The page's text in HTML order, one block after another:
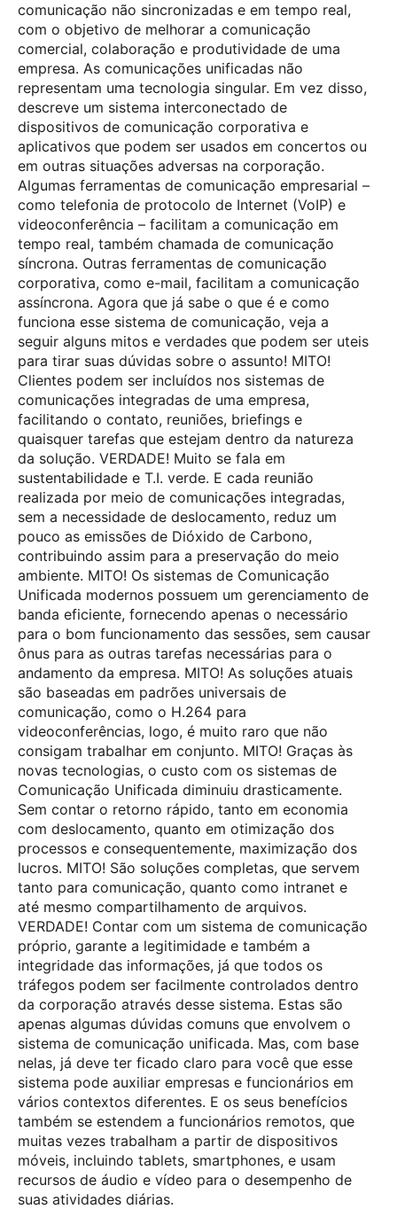
comunicação não sincronizadas e em tempo real,
com o objetivo de melhorar a comunicação
comercial, colaboração e produtividade de uma
empresa. As comunicações unificadas não
representam uma tecnologia singular. Em vez disso,
descreve um sistema interconectado de
dispositivos de comunicação corporativa e
aplicativos que podem ser usados em concertos ou
em outras situações adversas na corporação.
Algumas ferramentas de comunicação empresarial –
como telefonia de protocolo de Internet (VoIP) e
videoconferência – facilitam a comunicação em
tempo real, também chamada de comunicação
síncrona. Outras ferramentas de comunicação
corporativa, como e-mail, facilitam a comunicação
assíncrona. Agora que já sabe o que é e como
funciona esse sistema de comunicação, veja a
seguir alguns mitos e verdades que podem ser uteis
para tirar suas dúvidas sobre o assunto! MITO!
Clientes podem ser incluídos nos sistemas de
comunicações integradas de uma empresa,
facilitando o contato, reuniões, briefings e
quaisquer tarefas que estejam dentro da natureza
da solução. VERDADE! Muito se fala em
sustentabilidade e T.I. verde. E cada reunião
realizada por meio de comunicações integradas,
sem a necessidade de deslocamento, reduz um
pouco as emissões de Dióxido de Carbono,
contribuindo assim para a preservação do meio
ambiente. MITO! Os sistemas de Comunicação
Unificada modernos possuem um gerenciamento de
banda eficiente, fornecendo apenas o necessário
para o bom funcionamento das sessões, sem causar
ônus para as outras tarefas necessárias para o
andamento da empresa. MITO! As soluções atuais
são baseadas em padrões universais de
comunicação, como o H.264 para
videoconferências, logo, é muito raro que não
consigam trabalhar em conjunto. MITO! Graças às
novas tecnologias, o custo com os sistemas de
Comunicação Unificada diminuiu drasticamente.
Sem contar o retorno rápido, tanto em economia
com deslocamento, quanto em otimização dos
processos e consequentemente, maximização dos
lucros. MITO! São soluções completas, que servem
tanto para comunicação, quanto como intranet e
até mesmo compartilhamento de arquivos.
VERDADE! Contar com um sistema de comunicação
próprio, garante a legitimidade e também a
integridade das informações, já que todos os
tráfegos podem ser facilmente controlados dentro
da corporação através desse sistema. Estas são
apenas algumas dúvidas comuns que envolvem o
sistema de comunicação unificada. Mas, com base
nelas, já deve ter ficado claro para você que esse
sistema pode auxiliar empresas e funcionários em
vários contextos diferentes. E os seus benefícios
também se estendem a funcionários remotos, que
muitas vezes trabalham a partir de dispositivos
móveis, incluindo tablets, smartphones, e usam
recursos de áudio e vídeo para o desempenho de
suas atividades diárias.